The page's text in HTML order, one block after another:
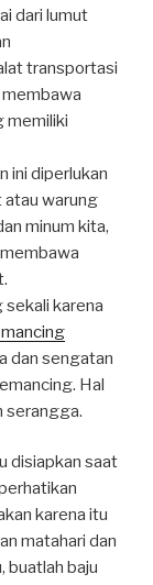
dari lumut
transportasi
memiliki
ini diperlukan
atau warung
minum kita,
sekali karena
dan sengatan
Hal
serangga.
disiapkan saat
karena itu
matahari dan
buatlah baju